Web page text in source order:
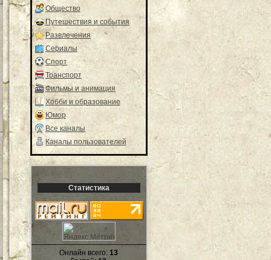
Общество
Путешествия и события
Развлечения
Сериалы
Спорт
Транспорт
Фильмы и анимация
Хобби и образование
Юмор
Все каналы
Каналы пользователей
Статистика
Онлайн всего: 13